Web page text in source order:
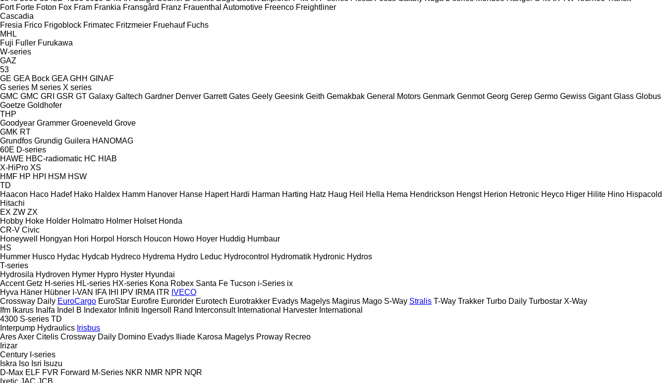
Fort Forte Foton Fox Fram Frankia Fransgård Franz Frauenthal Automotive Freenco Freightliner
Cascadia
Fresia Frico Frigoblock Frimatec Fritzmeier Fruehauf Fuchs
MHL
Fuji Fuller Furukawa
W-series
GAZ
53
GE GEA Bock GEA GHH GINAF
G series M series X series
GMC GMC GRI GSR GT Galaxy Galtech Gardner Denver Garrett Gates Geely Geesink Geith Gemakbak General Motors Genmark Genmot Georg Gerep Germo Gewiss Gigant Glass Globus
Goetze Goldhofer
THP
Goodyear Grammer Groeneveld Grove
GMK RT
Grundfos Grundig Guilera HANOMAG
60E D-series
HAWE HBC-radiomatic HC HIAB
X-HiPro XS
HMF HP HPI HSM HSW
TD
Haacon Haco Hadef Hako Haldex Hamm Hanover Hanse Hapert Hardi Harman Harting Hatz Haug Heil Hella Hema Hendrickson Hengst Herion Hetronic Heyco Higer Hilite Hino Hispacold
Hitachi
EX ZW ZX
Hobby Hoke Holder Holmatro Holmer Holset Honda
CR-V Civic
Honeywell
Hongyan Hori Horpol Horsch Houcon Howo Hoyer Huddig Humbaur
HS
Hummer Husco Hydac Hydcab Hydreco Hydrema Hydro Leduc Hydrocontrol Hydromatik Hydronic Hydros
T-series
Hydrosila Hydroven Hymer Hypro Hyster Hyundai
Accent Getz H-series HL-series HX-series Kona Robex Santa Fe Tucson i-Series ix
Hyva Häner Hübner I-VAN IFA IHI IPV IRMA ITR IVECO
Crossway Daily EuroCargo EuroStar Eurofire Eurorider Eurotech Eurotrakker Evadys Magelys Magirus Mago S-Way Stralis T-Way Trakker Turbo Daily Turbostar X-Way
Ifm Ikarus Inalfa Indel B Indexator Infiniti Ingersoll Rand Interconsult International Harvester International
4300 S-series TD
Interpump Hydraulics Irisbus
AresAxer Citelis Crossway Daily Domino Evadys Iliade Karosa Magelys Proway Recreo
Irizar
Century I-series
Iskra Iso Isri Isuzu
D-Max ELF FVR Forward M-Series NKR NMR NPR NQR
Ixetic JAC JCB